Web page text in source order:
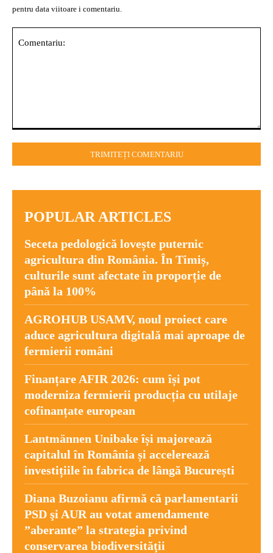
pentru data viitoare i comentariu.
POPULAR ARTICLES
Seceta pedologică lovește puternic
agricultura din România. În Timiș,
culturile sunt afectate în proporție de
până la 100%
AGROHUB USAMV, noul proiect care
aduce agricultura digitală mai aproape de
fermierii români
Finanțare AFIR 2026: cum își pot
moderniza fermierii producția cu utilaje
cofinanțate european
Lantmännen Unibake își majorează
capitalul în România și accelerează
investițiile în fabrica de lângă București
Diana Buzoianu afirmă că parlamentarii
PSD şi AUR au votat amendamente
”aberante” la strategia privind
conservarea biodiversităţii